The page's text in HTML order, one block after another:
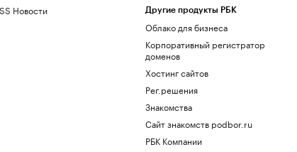
Новости Другие продукты РБК
Облако для бизнеса
Корпоративный регистратор
доменов
Хостинг сайтов
Рег.решения
Знакомства
Сайт знакомств podbor.ru
РБК Компании